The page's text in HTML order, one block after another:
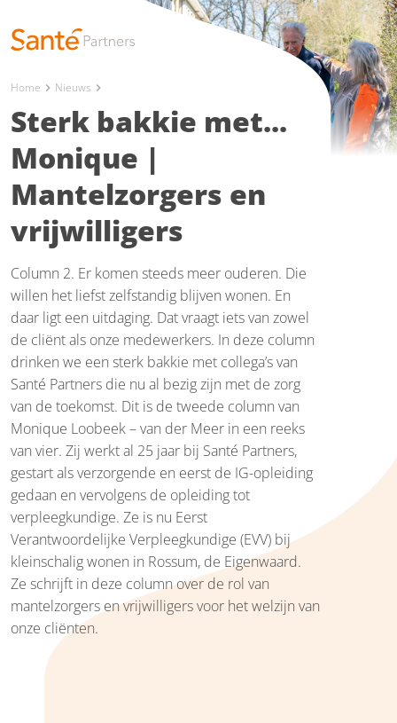
Home chevron_right Nieuws chevron_right
Sterk bakkie met...
Monique |
Mantelzorgers en
vrijwilligers
Column 2. Er komen steeds meer ouderen. Die
willen het liefst zelfstandig blijven wonen. En
daar ligt een uitdaging. Dat vraagt iets van zowel
de cliënt als onze medewerkers. In deze column
drinken we een sterk bakkie met collega’s van
Santé Partners die nu al bezig zijn met de zorg
van de toekomst. Dit is de tweede column van
Monique Loobeek – van der Meer in een reeks
van vier. Zij werkt al 25 jaar bij Santé Partners,
gestart als verzorgende en eerst de IG-opleiding
gedaan en vervolgens de opleiding tot
verpleegkundige. Ze is nu Eerst
Verantwoordelijke Verpleegkundige (EVV) bij
kleinschalig wonen in Rossum, de Eigenwaard.
Ze schrijft in deze column over de rol van
mantelzorgers en vrijwilligers voor het welzijn van
onze cliënten.